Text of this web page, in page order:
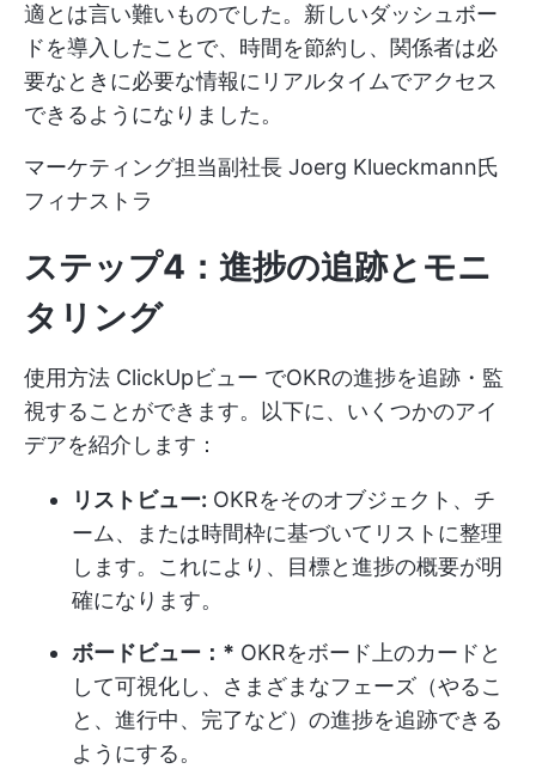
適とは言い難いものでした。新しいダッシュボー
ドを導入したことで、時間を節約し、関係者は必
要なときに必要な情報にリアルタイムでアクセス
できるようになりました。
マーケティング担当副社長 Joerg Klueckmann氏
フィナストラ
ステップ4：進捗の追跡とモニ
タリング
使用方法 ClickUpビュー でOKRの進捗を追跡・監
視することができます。以下に、いくつかのアイ
デアを紹介します：
リストビュー: OKRをそのオブジェクト、チ
ーム、または時間枠に基づいてリストに整理
します。これにより、目標と進捗の概要が明
確になります。
ボードビュー：* OKRをボード上のカードと
して可視化し、さまざまなフェーズ（やるこ
と、進行中、完了など）の進捗を追跡できる
ようにする。